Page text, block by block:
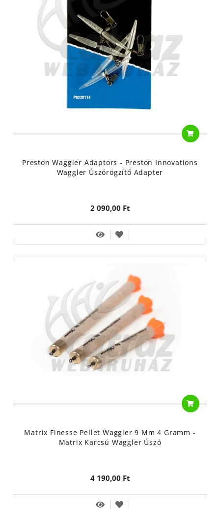
Preston Waggler Adaptors - Preston Innovations
Waggler Úszórögzítő Adapter
2 090,00 Ft
Matrix Finesse Pellet Waggler 9 Mm 4 Gramm -
Matrix Karcsú Waggler Úszó
4 190,00 Ft